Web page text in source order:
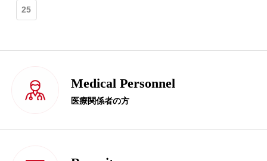
25
Medical Personnel
医療関係者の方